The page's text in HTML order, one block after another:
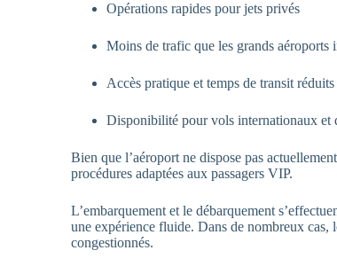
Opérations rapides pour jets privés
Moins de trafic que les grands aéroports
Accès pratique et temps de transit réduits
Disponibilité pour vols internationaux et
Bien que l’aéroport ne dispose pas
procédures adaptées aux passagers VIP.
L’embarquement et le débarquement
une expérience fluide. Dans de nombreux cas,
congestionnés.